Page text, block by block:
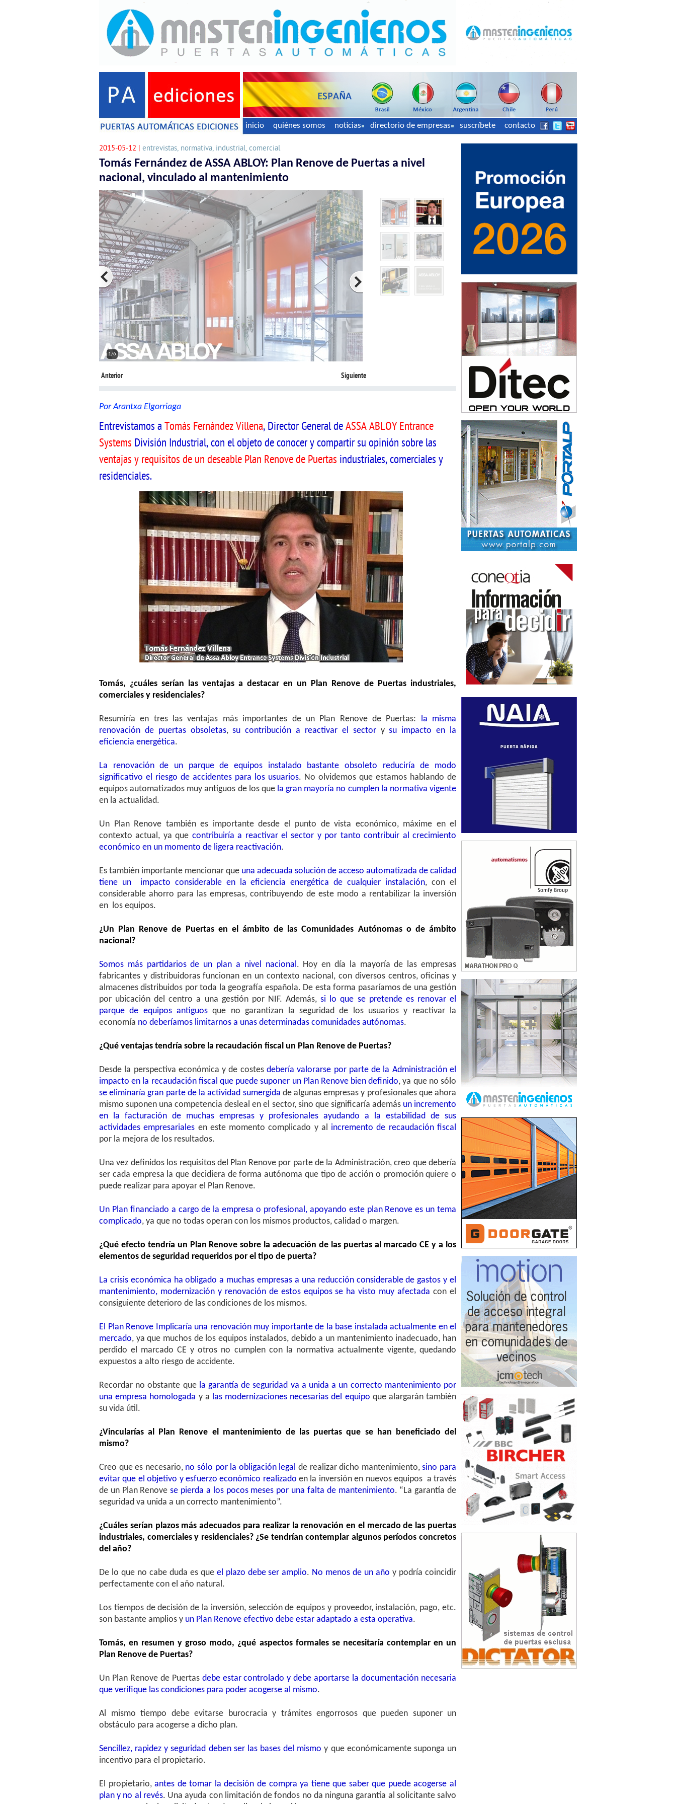
inicio quiénes somos noticias directorio de empresas suscríbete contacto
2015-05-12 | entrevistas, normativa, industrial, comercial
Tomás Fernández de ASSA ABLOY: Plan Renove de Puertas a nivel
nacional, vinculado al mantenimiento
2/6
Anterior Siguiente
Por Arantxa Elgorriaga
Entrevistamos a Tomás Fernández Villena, Director General deASSA ABLOY Entrance
Systems División Industrial, con el objeto de conocer y compartir su opinión sobre las
ventajas y requisitos de un deseable Plan Renove de Puertas industriales, comerciales y
residenciales.
Tomás, ¿cuáles serían las ventajas a destacar en un Plan Renove de Puertas industriales,
comerciales y residenciales?
Resumiría en tres las ventajas más importantes de un Plan Renove de Puertas: la misma
renovación de puertas obsoletas,su contribución a reactivar el sector ysu impacto en la
eficiencia energética.
La
renovación de un parque de equipos instalado bastante obsoleto reduciría de modo
significativo el riesgo de accidentes para los usuarios. No olvidemos que estamos hablando de
equipos automatizados muy antiguos de los que la gran mayoría no cumplen la normativa vigente
en la actualidad.
Un Plan Renove también es importante desde el punto de vista económico, máxime en el
contexto actual, ya que contribuiría a reactivar el sector y por tanto contribuir al crecimiento
económico en un momento de ligera reactivación.
Es también importante mencionar que una adecuada solución de acceso automatizada de calidad
tiene un impacto considerable en la eficiencia energética de cualquier instalación, con el
considerable ahorro para las empresas, contribuyendo de este modo a rentabilizar la inversión
en los equipos.
¿Un Plan Renove de Puertas en el ámbito de las Comunidades Autónomas o de ámbito
nacional?
Somos más partidarios de un plan a nivel nacional. Hoy en día la mayoría de las empresas
fabricantes y distribuidoras funcionan en un contexto nacional, con diversos centros, oficinas y
almacenes distribuidos por toda la geografía española. De esta forma pasaríamos de una gestión
por ubicación del centro a una gestión por NIF. Además,si lo que se pretende es renovar el
parque de equipos antiguos que no garantizan la seguridad de los usuarios y reactivar la
economía no deberíamos limitarnos a unas determinadas comunidades autónomas.
¿Qué ventajas tendría sobre la recaudación fiscal un Plan Renove de Puertas?
Desde la perspectiva económica y de costes debería valorarse por parte de la Administración el
impacto en la recaudación fiscal que puede suponer un Plan Renove bien definido, ya que no sólo
se eliminaría gran parte de la actividad sumergida de algunas empresas y profesionales que ahora
mismo suponen una competencia desleal en el sector, sino que significaría además un incremento
en la facturación de muchas empresas y profesionales ayudando a la estabilidad de sus
actividades empresariales en este momento complicado y al incremento de recaudación fiscal
por la mejora de los resultados.
Una vez definidos los requisitos del Plan Renove por parte de la Administración, creo que debería
ser cada empresa la que decidiera de forma autónoma que tipo de acción o promoción quiere o
puede realizar para apoyar el Plan Renove.
Un Plan financiado a cargo de la empresa o profesional, apoyando este plan Renove es un tema
complicado, ya que no todas operan con los mismos productos, calidad o margen.
¿Qué efecto tendría un Plan Renove sobre la adecuación de las puertas al marcado CE y a los
elementos de seguridad requeridos por el tipo de puerta?
La crisis económica ha obligado a muchas empresas a una reducción considerable de gastos y el
mantenimiento, modernización y renovación de estos equipos se ha visto muy afectada con el
consiguiente deterioro de las condiciones de los mismos.
El Plan Renove Implicaría una renovación muy importante de la base instalada actualmente en el
mercado, ya que muchos de los equipos instalados, debido a un mantenimiento inadecuado, han
perdido el marcado CE y otros no cumplen con la normativa actualmente vigente, quedando
expuestos a alto riesgo de accidente.
Recordar no obstante quela garantía de seguridad va a unida a un correcto mantenimiento por
una empresa homologada y a las modernizaciones necesarias del equipo que alargarán también
su vida útil.
¿Vincularías al Plan Renove el mantenimiento de las puertas que se han beneficiado del
mismo?
Creo que es necesario, no sólo por la obligación legal de realizar dicho mantenimiento,sino para
evitar que el objetivo y esfuerzo económico realizado en la inversión en nuevos equipos a través
de un Plan Renovese pierda a los pocos meses por una falta de mantenimiento. “La garantía de
seguridad va unida a un correcto mantenimiento”.
¿Cuáles serían plazos más adecuados para realizar la renovación en el mercado de las puertas
industriales, comerciales y residenciales? ¿Se tendrían contemplar algunos períodos concretos
del año?
De lo que no cabe duda es que el plazo debe ser amplio. No menos de un año y podría coincidir
perfectamente con el año natural.
Los tiempos de decisión de la inversión, selección de equipos y proveedor, instalación, pago, etc.
son bastante amplios y un Plan Renove efectivo debe estar adaptado a esta operativa.
Tomás, en resumen y groso modo, ¿qué aspectos formales se necesitaría contemplar en un
Plan Renove de Puertas?
Un Plan Renove de Puertas debe estar controlado y debe aportarse la documentación necesaria
que verifique las condiciones para poder acogerse al mismo.
Al mismo tiempo debe evitarse burocracia y trámites engorrosos que pueden suponer un
obstáculo para acogerse a dicho plan.
Sencillez, rapidez y seguridad deben ser las bases del mismo y que económicamente suponga un
incentivo para el propietario.
El propietario,antes de tomar la decisión de compra ya tiene que saber que puede acogerse al
plan y no al revés. Una ayuda con limitación de fondos no da ninguna garantía al solicitante salvo